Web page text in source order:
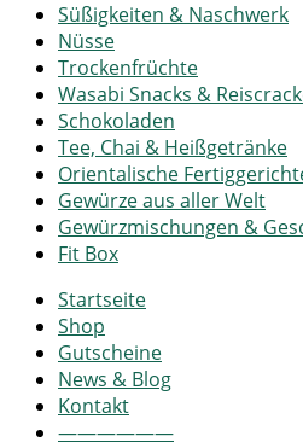
Süßigkeiten & Naschwerk
Nüsse
Trockenfrüchte
Wasabi Snacks &
Schokoladen
Tee, Chai & Heißgetränke
Orientalische
Gewürze aus aller Welt
Gewürzmischungen &
Fit Box
Startseite
Shop
Gutscheine
News & Blog
Kontakt
——————